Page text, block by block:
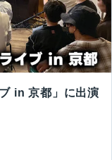
in 京都」に出演